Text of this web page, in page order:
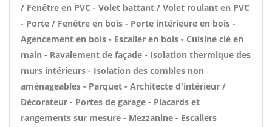
/ Fenêtre en PVC - Volet battant / Volet roulant en PVC
- Porte / Fenêtre en bois - Porte intérieure en bois -
Agencement en bois - Escalier en bois - Cuisine clé en
main - Ravalement de façade - Isolation thermique des
murs intérieurs - Isolation des combles non
aménageables - Parquet - Architecte d'intérieur /
Décorateur - Portes de garage - Placards et
rangements sur mesure - Mezzanine - Escaliers